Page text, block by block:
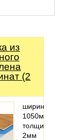
из
(2
ширина:
1050мм;
толщина:
2мм